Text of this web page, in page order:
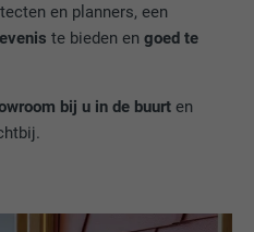
en planners, een
te bieden engoed te
bij u in de buurt en